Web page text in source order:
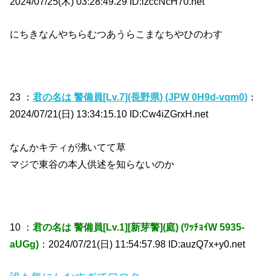
にちきなんやちらむつあうらこまなちやひのわす
23 ：君の名は 警備員[Lv.7](長野県) (JPW 0H9d-vqm0) ：
2024/07/21(日) 13:34:15.10 ID:Cw4iZGrxH.net
なんかキティが沸いてて草
マジで東谷の本人供述を知らないのか
10 ：君の名は 警備員[Lv.1][新芽警](庭) (ﾜｯﾁｮｲW 5935-
aUGg) ：2024/07/21(日) 11:54:57.98 ID:auzQ7x+y0.net